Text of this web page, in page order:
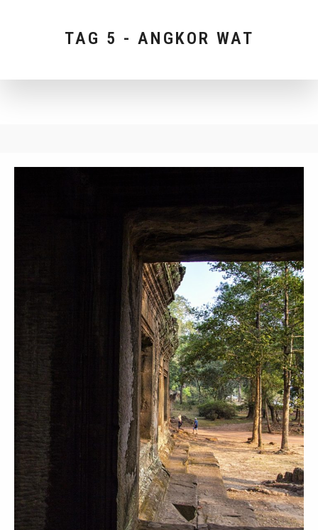
TAG 5 - ANGKOR WAT